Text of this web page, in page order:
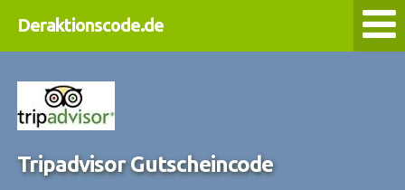
Deraktionscode.de
Tripadvisor Gutscheincode